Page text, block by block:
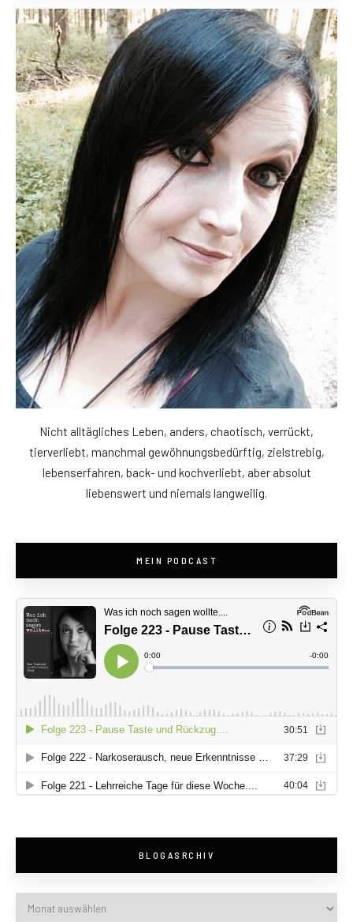
Nicht alltägliches Leben, anders, chaotisch, verrückt,
tierverliebt, manchmal gewöhnungsbedürftig, zielstrebig,
lebenserfahren, back- und kochverliebt, aber absolut
liebenswert und niemals langweilig.
MEIN PODCAST
BLOGASRCHIV